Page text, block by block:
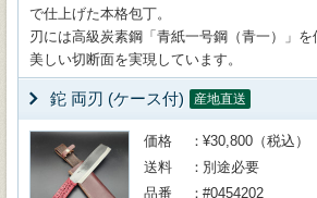
で仕上げた本格包丁。
刃には高級炭素鋼「青紙一号鋼（青一）」を
美しい切断面を実現しています。
鉈 両刃 (ケース付) 産地直送
価格
¥30,800（税込）
送料
別途必要
品番
#0454202